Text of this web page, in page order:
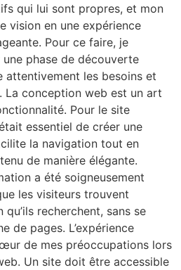
qui lui sont propres, et mon
vision en une expérience
Pour ce faire, je
phase de découverte
attentivement les besoins et
La conception web est un art
Pour le site
essentiel de créer une
la navigation tout en
de manière élégante.
a été soigneusement
les visiteurs trouvent
recherchent, sans se
de pages. L’expérience
de mes préoccupations lors
Un site doit être accessible